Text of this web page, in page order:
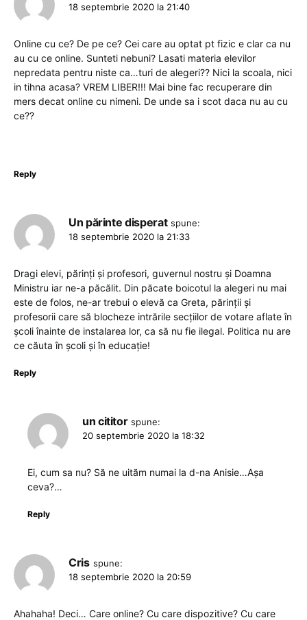
18 septembrie 2020 la 21:40
Online cu ce? De pe ce? Cei care au optat pt fizic e clar ca nu
au cu ce online. Sunteti nebuni? Lasati materia elevilor
nepredata pentru niste ca…turi de alegeri?? Nici la scoala, nici
in tihna acasa? VREM LIBER!!! Mai bine fac recuperare din
mers decat online cu nimeni. De unde sa i scot daca nu au cu
ce??
Reply
Un părinte disperat spune:
18 septembrie 2020 la 21:33
Dragi elevi, părinți și profesori, guvernul nostru și Doamna
Ministru iar ne-a păcălit. Din păcate boicotul la alegeri nu mai
este de folos, ne-ar trebui o elevă ca Greta, părinții și
profesorii care să blocheze intrările secțiilor de votare aflate în
școli înainte de instalarea lor, ca să nu fie ilegal. Politica nu are
ce căuta în școli și în educație!
Reply
un cititor spune:
20 septembrie 2020 la 18:32
Ei, cum sa nu? Să ne uităm numai la d-na Anisie…Așa
ceva?…
Reply
Cris spune:
18 septembrie 2020 la 20:59
Ahahaha! Deci… Care online? Cu care dispozitive? Cu care